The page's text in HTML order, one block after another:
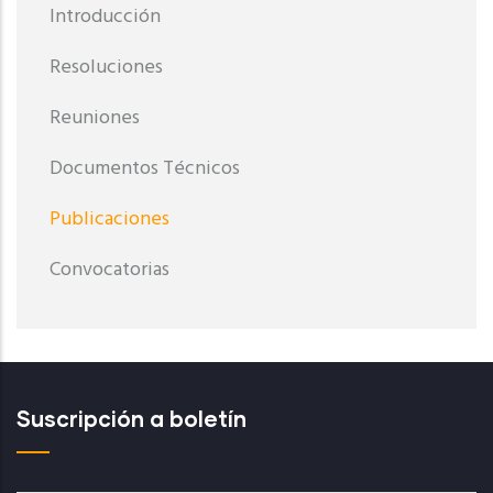
Introducción
Resoluciones
Reuniones
Documentos Técnicos
Publicaciones
Convocatorias
Suscripción a boletín